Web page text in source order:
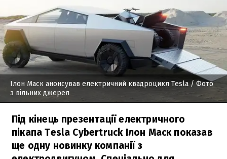
Ілон Маск анонсував електричний квадроцикл Tesla/ Фото
з вільних джерел
Під кінець презентації електричного
пікапа Tesla Cybertruck Ілон Маск показав
ще одну новинку компанії з